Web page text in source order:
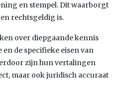
en stempel. Dit waarborgt
rechtsgeldig is.
over diepgaande kennis
de specifieke eisen van
zijn hun vertalingen
maar ook juridisch accuraat